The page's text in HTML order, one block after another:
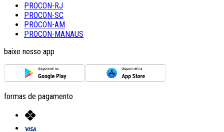
PROCON-RJ
PROCON-SC
PROCON-AM
PROCON-MANAUS
baixe nosso app
formas de pagamento